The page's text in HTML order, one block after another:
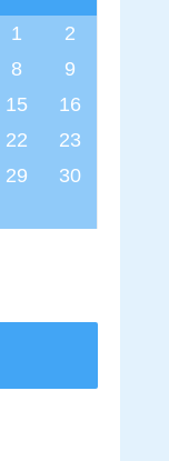
1
2
8
9
15
16
22
23
29
30